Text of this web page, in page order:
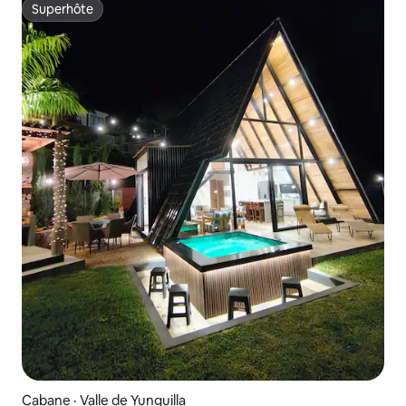
Superhôte
Superhôte
Cabane · Valle de Yunguilla